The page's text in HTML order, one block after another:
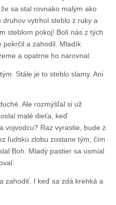
sa stal rovnako malým ako
vytrhol steblo z ruky a
steblom pokoj! Bolí nás z tých
pokrčil a zahodil. Mladík
a opatrne ho narovnal.
Stále je to steblo slamy. Ani
Ale rozmýšľal si už
malé dieťa, keď
vojvodcu? Raz vyrastie, bude z
ľudskú zlobu zostane tým, čím
Boh. Mladý pastier sa usmial
zahodiť. I keď sa zdá krehká a